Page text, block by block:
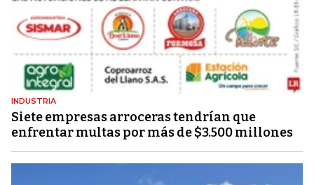
INDUSTRIA
Siete empresas arroceras tendrían que
enfrentar multas por más de $3.500 millones